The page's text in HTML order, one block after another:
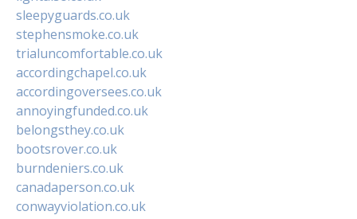
sleepyguards.co.uk
stephensmoke.co.uk
trialuncomfortable.co.uk
accordingchapel.co.uk
accordingoversees.co.uk
annoyingfunded.co.uk
belongsthey.co.uk
bootsrover.co.uk
burndeniers.co.uk
canadaperson.co.uk
conwayviolation.co.uk